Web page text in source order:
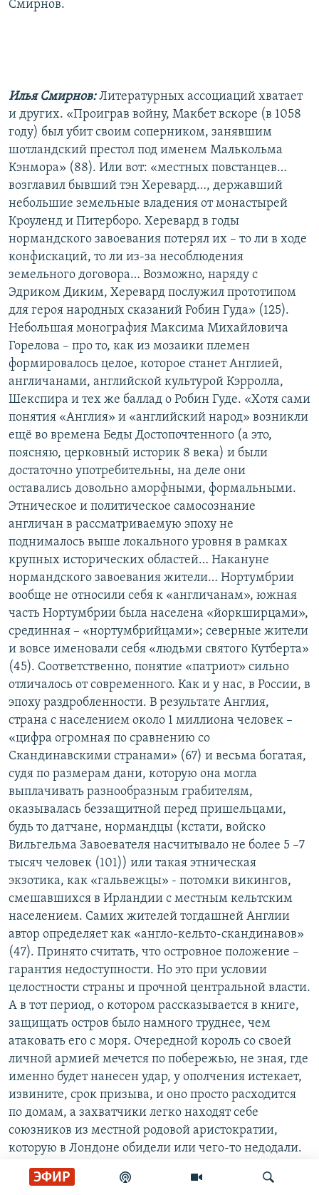
ЭФИР
Смирнов.
Илья Смирнов:Литературных ассоциаций хватает
и других. «Проиграв войну, Макбет вскоре (в 1058
году) был убит своим соперником, занявшим
шотландский престол под именем Малькольма
Кэнмора» (88). Или вот: «местных повстанцев…
возглавил бывший тэн Херевард…, державший
небольшие земельные владения от монастырей
Кроуленд и Питерборо. Херевард в годы
нормандского завоевания потерял их – то ли в ходе
конфискаций, то ли из-за несоблюдения
земельного договора… Возможно, наряду с
Эдриком Диким, Херевард послужил прототипом
для героя народных сказаний Робин Гуда» (125).
Небольшая монография Максима Михайловича
Горелова – про то, как из мозаики племен
формировалось целое, которое станет Англией,
англичанами, английской культурой Кэрролла,
Шекспира и тех же баллад о Робин Гуде. «Хотя сами
понятия «Англия» и «английский народ» возникли
ещё во времена Беды Достопочтенного (а это,
поясняю, церковный историк 8 века) и были
достаточно употребительны, на деле они
оставались довольно аморфными, формальными.
Этническое и политическое самосознание
англичан в рассматриваемую эпоху не
поднималось выше локального уровня в рамках
крупных исторических областей… Накануне
нормандского завоевания жители… Нортумбрии
вообще не относили себя к «англичанам», южная
часть Нортумбрии была населена «йоркширцами»,
срединная – «нортумбрийцами»; северные жители
и вовсе именовали себя «людьми святого Кутберта»
(45). Соответственно, понятие «патриот» сильно
отличалось от современного. Как и у нас, в России, в
эпоху раздробленности. В результате Англия,
страна с населением около 1 миллиона человек –
«цифра огромная по сравнению со
Скандинавскими странами» (67) и весьма богатая,
судя по размерам дани, которую она могла
выплачивать разнообразным грабителям,
оказывалась беззащитной перед пришельцами,
будь то датчане, нормандцы (кстати, войско
Вильгельма Завоевателя насчитывало не более 5 –7
тысяч человек (101)) или такая этническая
экзотика, как «гальвежцы» - потомки викингов,
смешавшихся в Ирландии с местным кельтским
населением. Самих жителей тогдашней Англии
автор определяет как «англо-кельто-скандинавов»
(47). Принято считать, что островное положение –
гарантия недоступности. Но это при условии
целостности страны и прочной центральной власти.
А в тот период, о котором рассказывается в книге,
защищать остров было намного труднее, чем
атаковать его с моря. Очередной король со своей
личной армией мечется по побережью, не зная, где
именно будет нанесен удар, у ополчения истекает,
извините, срок призыва, и оно просто расходится
по домам, а захватчики легко находят себе
союзников из местной родовой аристократии,
которую в Лондоне обидели или чего-то недодали.
В книге показано, как правители разных династий
пытались объединить страну. Местные короли из